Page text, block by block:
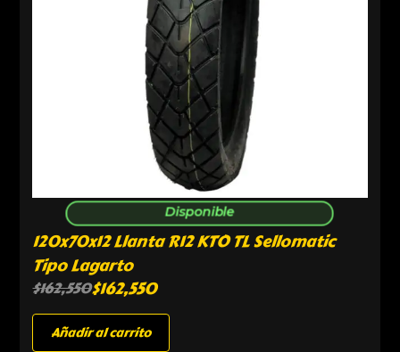
Disponible
120x70x12 Llanta R12 KTO TL Sellomatic
Tipo Lagarto
$162,550$162,550
Añadir al carrito